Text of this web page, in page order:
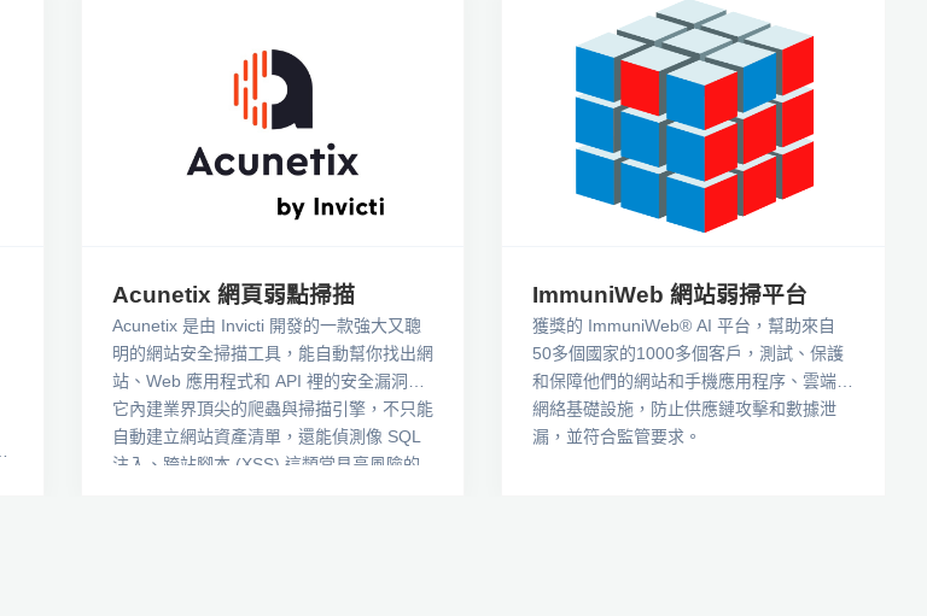
Acunetix 網頁弱點掃描
Acunetix 是由 Invicti 開發的一款強大又聰
明的網站安全掃描工具，能自動幫你找出網
站、Web 應用程式和 API 裡的安全漏洞。
它內建業界頂尖的爬蟲與掃描引擎，不只能
自動建立網站資產清單，還能偵測像 SQL
注入、跨站腳本 (XSS) 這類常見高風險的
ImmuniWeb 網站弱掃平台
獲獎的 ImmuniWeb® AI 平台，幫助來自
50多個國家的1000多個客戶，測試、保護
和保障他們的網站和手機應用程序、雲端和
網絡基礎設施，防止供應鏈攻擊和數據泄
漏，並符合監管要求。